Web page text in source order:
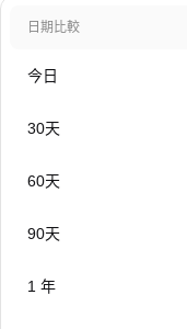
日期比較
今日
30天
60天
90天
1 年